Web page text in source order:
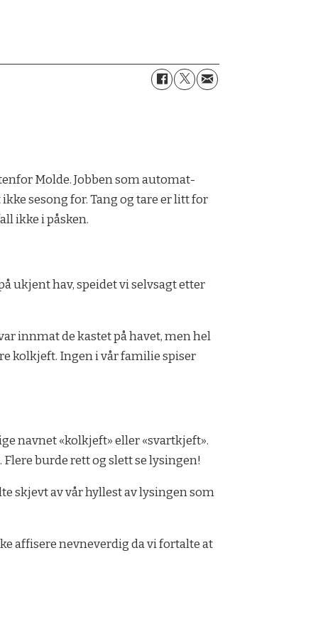
Molde. Jobben som automat-
sesong for. Tang og tare er litt for
ikke i påsken.
ukjent hav, speidet vi selvsagt etter
innmat de kastet på havet, men hel
kolkjeft. Ingen i vår familie spiser
navnet «kolkjeft» eller «svartkjeft».
burde rett og slett se lysingen!
skjevt av vår hyllest av lysingen som
affisere nevneverdig da vi fortalte at